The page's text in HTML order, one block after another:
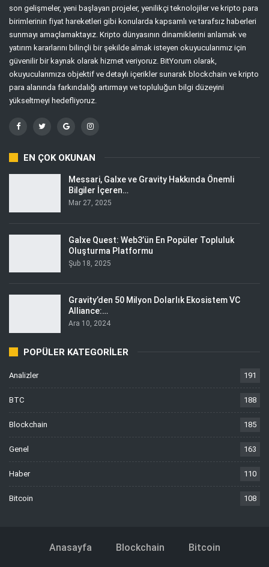
son gelişmeler, yeni başlayan projeler, yenilikçi teknolojiler ve kripto para
birimlerinin fiyat hareketleri gibi konularda kapsamlı ve tarafsız haberleri
sunmayı amaçlamaktayız. Kripto dünyasının dinamiklerini anlamak ve
yatırım kararlarını bilinçli bir şekilde almak isteyen okuyucularımız için
güvenilir bir kaynak olarak hizmet veriyoruz. BitYorum olarak,
okuyucularımıza objektif ve detaylı içerikler sunarak blockchain ve kripto
para alanında farkındalığı artırmayı ve topluluğun bilgi düzeyini
yükseltmeyi hedefliyoruz.
EN ÇOK OKUNAN
Messari, Galxe ve Gravity Hakkında Önemli
Bilgiler İçeren…
Mar 27, 2025
Galxe Quest: Web3’ün En Popüler Topluluk
Oluşturma Platformu
Şub 18, 2025
Gravity’den 50 Milyon Dolarlık Ekosistem VC
Alliance:…
Ara 10, 2024
POPÜLER KATEGORILER
Analizler 191
BTC 188
Blockchain 185
Genel 163
Haber 110
Bitcoin 108
Anasayfa Blockchain Bitcoin